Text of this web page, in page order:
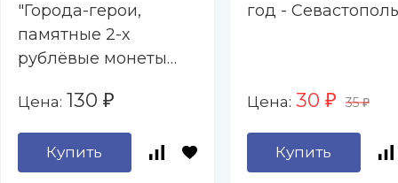
"Города-герои,
памятные 2-х
рублёвые монеты
капсул (пустой)
Цена: 130 ₽
Купить
год - Севастополь
Цена: 30 ₽ 35₽
Купить